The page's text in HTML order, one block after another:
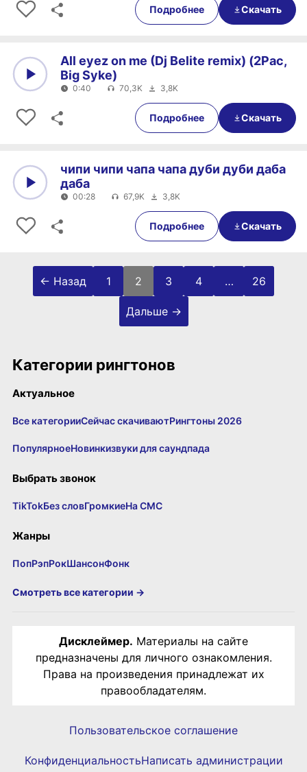
Подробнее Скачать
0:40
All eyez on me (Dj Belite remix) (2Pac,
Big Syke)
0:40 70,3K 3,8K
Подробнее Скачать
00:28
чипи чипи чапа чапа дуби дуби даба
даба
00:28 67,9K 3,8K
Подробнее Скачать
Пагинация записей
← Назад 1 2 3 4 … 26
Дальше →
Категории рингтонов
Актуальное
Все категорииСейчас скачиваютРингтоны 2026
ПопулярноеНовинкизвуки для саундпада
Выбрать звонок
TikTokБез словГромкиеНа СМС
Жанры
ПопРэпРокШансонФонк
Смотреть все категории →
Дисклеймер. Материалы на сайте
предназначены для личного ознакомления.
Права на произведения принадлежат их
правообладателям.
Пользовательское соглашение
КонфиденциальностьНаписать администрации